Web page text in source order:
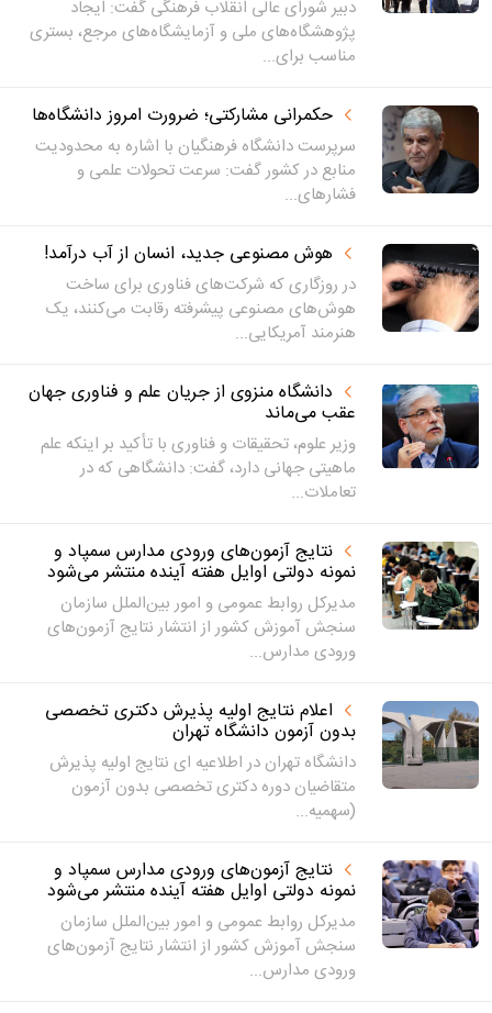
دبیر شورای عالی انقلاب فرهنگی گفت: ایجاد
پژوهشگاه‌های ملی و آزمایشگاه‌های مرجع، بستری
مناسب برای...
حکمرانی مشارکتی؛ ضرورت امروز دانشگاه‌ها
سرپرست دانشگاه فرهنگیان با اشاره به محدودیت
منابع در کشور گفت: سرعت تحولات علمی و
فشارهای...
هوش مصنوعی جدید، انسان از آب درآمد!
در روزگاری که شرکت‌های فناوری برای ساخت
هوش‌های مصنوعی‌ پیشرفته رقابت می‌کنند، یک
هنرمند آمریکایی...
دانشگاه منزوی از جریان علم و فناوری جهان
عقب می‌ماند
وزیر علوم، تحقیقات و فناوری با تأکید بر اینکه علم
ماهیتی جهانی دارد، گفت: دانشگاهی که در
تعاملات...
نتایج آزمون‌های ورودی مدارس سمپاد و
نمونه دولتی اوایل هفته آینده منتشر می‌شود
مدیرکل روابط عمومی و امور بین‌الملل سازمان
سنجش آموزش کشور از انتشار نتایج آزمون‌های
ورودی مدارس...
اعلام نتایج اولیه پذیرش دکتری تخصصی
بدون آزمون دانشگاه تهران
دانشگاه تهران در اطلاعیه ای نتایج اولیه پذیرش
متقاضیان دوره دکتری تخصصی بدون آزمون
(سهمیه...
نتایج آزمون‌های ورودی مدارس سمپاد و
نمونه دولتی اوایل هفته آینده منتشر می‌شود
مدیرکل روابط عمومی و امور بین‌الملل سازمان
سنجش آموزش کشور از انتشار نتایج آزمون‌های
ورودی مدارس...